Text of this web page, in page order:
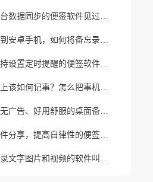
全手机平台数据同步的便签软件见过没？多端同步云便签
苹果更换到安卓手机，如何将备忘录里的数据转移过去？
电脑端支持设置定时提醒的便签软件，可提醒的便签有哪些？
电脑桌面上该如何记事？怎么把事机在桌面上？
吹爆这个无广告、好用舒服的桌面备忘录工具
提醒类软件分享，提高自律性的便签提醒软件下载
手机上记录文字图片和视频的软件叫什么？智能笔记app分享